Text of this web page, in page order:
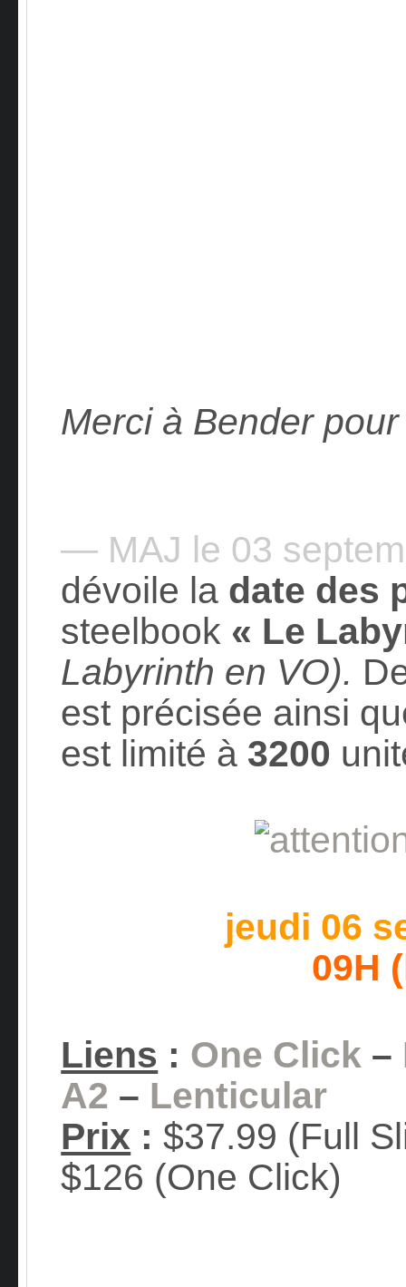
Merci à Bender
— MAJ le 03
dévoile la date des
steelbook « Le
Labyrinth en VO).
est précisée ainsi
est limité à 3200
jeudi 06
09H
Liens : One Click –
A2 – Lenticular
Prix : $37.99 (Full
$126 (One Click)